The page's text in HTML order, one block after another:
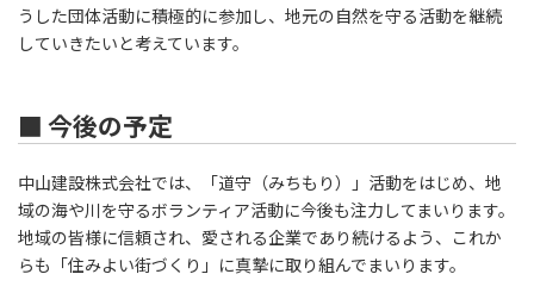
うした団体活動に積極的に参加し、地元の自然を守る活動を継続
していきたいと考えています。
■ 今後の予定
中山建設株式会社では、「道守（みちもり）」活動をはじめ、地
域の海や川を守るボランティア活動に今後も注力してまいります。
地域の皆様に信頼され、愛される企業であり続けるよう、これか
らも「住みよい街づくり」に真摯に取り組んでまいります。